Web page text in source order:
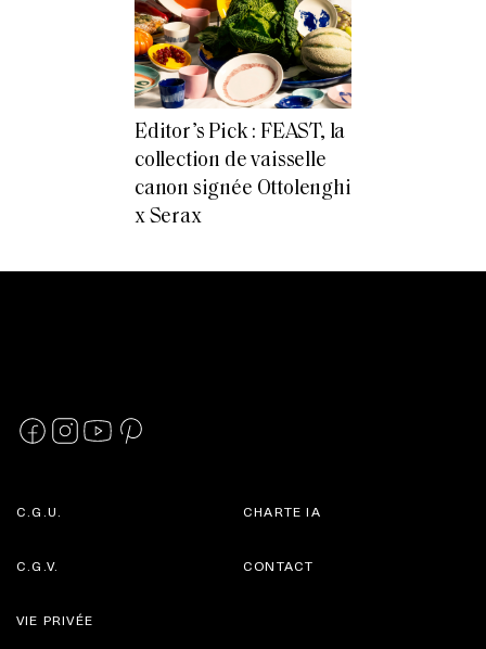
Editor’s Pick : FEAST, la
collection de vaisselle
canon signée Ottolenghi
x Serax
C.G.U.
C.G.V.
CHARTE IA
CONTACT
VIE PRIVÉE